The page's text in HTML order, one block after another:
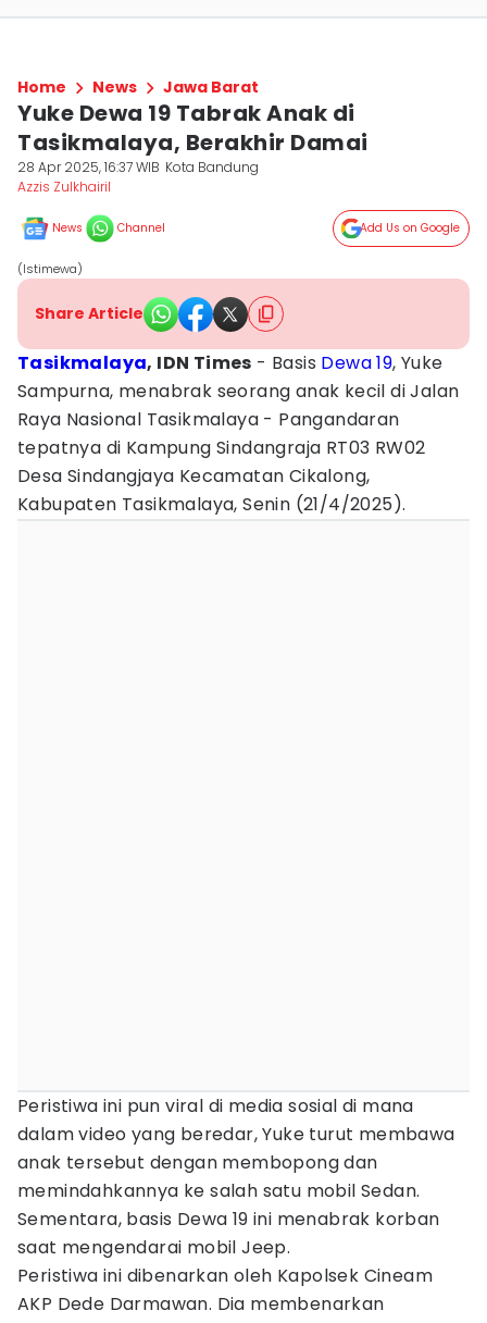
Home News Jawa Barat
Yuke Dewa 19 Tabrak Anak di
Tasikmalaya, Berakhir Damai
28 Apr 2025, 16:37 WIB Kota Bandung
Azzis Zulkhairil
News Channel Add Us on Google
(Istimewa)
Share Article
Tasikmalaya, IDN Times - Basis Dewa 19, Yuke
Sampurna, menabrak seorang anak kecil di Jalan
Raya Nasional Tasikmalaya - Pangandaran
tepatnya di Kampung Sindangraja RT03 RW02
Desa Sindangjaya Kecamatan Cikalong,
Kabupaten Tasikmalaya, Senin (21/4/2025).
Peristiwa ini pun viral di media sosial di mana
dalam video yang beredar, Yuke turut membawa
anak tersebut dengan membopong dan
memindahkannya ke salah satu mobil Sedan.
Sementara, basis Dewa 19 ini menabrak korban
saat mengendarai mobil Jeep.
Peristiwa ini dibenarkan oleh Kapolsek Cineam
AKP Dede Darmawan. Dia membenarkan